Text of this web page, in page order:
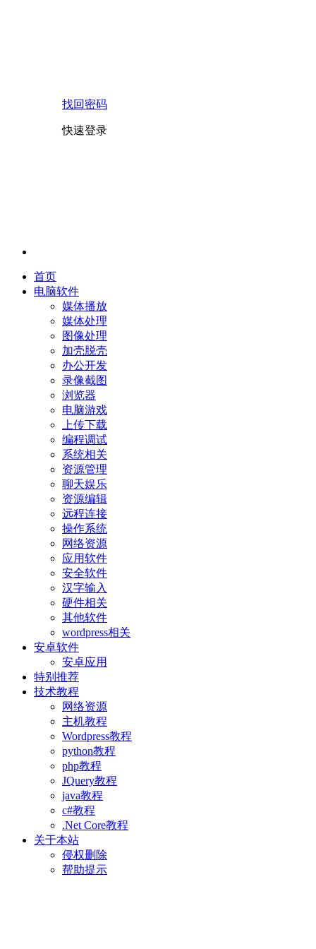
找回密码
快速登录
首页
电脑软件
媒体播放
媒体处理
图像处理
加壳脱壳
办公开发
录像截图
浏览器
电脑游戏
上传下载
编程调试
系统相关
资源管理
聊天娱乐
资源编辑
远程连接
操作系统
网络资源
应用软件
安全软件
汉字输入
硬件相关
其他软件
wordpress相关
安卓软件
安卓应用
特别推荐
技术教程
网络资源
主机教程
Wordpress教程
python教程
php教程
JQuery教程
java教程
c#教程
.Net Core教程
关于本站
侵权删除
帮助提示